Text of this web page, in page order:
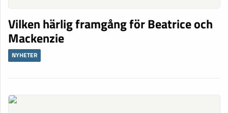
Vilken härlig framgång för Beatrice och
Mackenzie
NYHETER